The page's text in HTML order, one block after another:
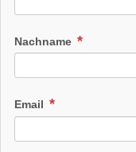
Nachname
Email